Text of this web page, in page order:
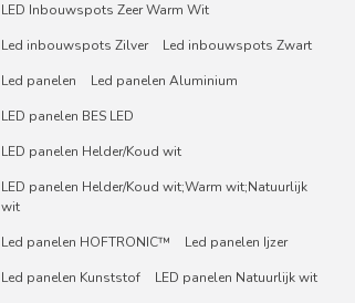
LED Inbouwspots Zeer Warm Wit
Led inbouwspots Zilver
Led inbouwspots Zwart
Led panelen
Led panelen Aluminium
LED panelen BES LED
LED panelen Helder/Koud wit
LED panelen Helder/Koud wit;Warm wit;Natuurlijk
wit
Led panelen HOFTRONIC™
Led panelen Ijzer
Led panelen Kunststof
LED panelen Natuurlijk wit